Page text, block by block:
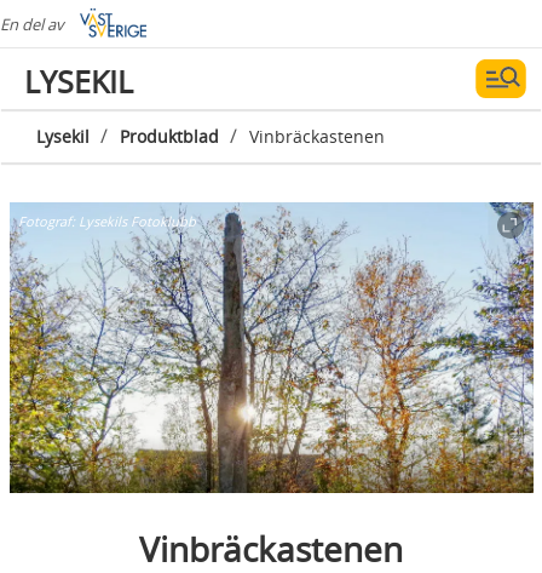
En del av
LYSEKIL
Lysekil / Produktblad / Vinbräckastenen
Fotograf: Lysekils Fotoklubb
Vinbräckastenen